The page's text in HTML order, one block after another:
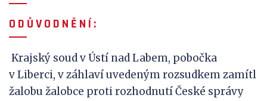
O D Ů VO D N Ě N Í :
Krajský soud v Ústí nad Labem, pobočka
v Liberci, v záhlaví uvedeným rozsudkem zamítl
žalobu žalobce proti rozhodnutí České správy